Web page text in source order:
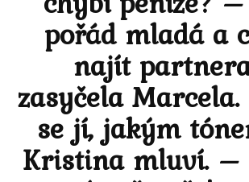
pořád mladá a
najít
zasyčela
se jí, jakým
Kristina mluví. –